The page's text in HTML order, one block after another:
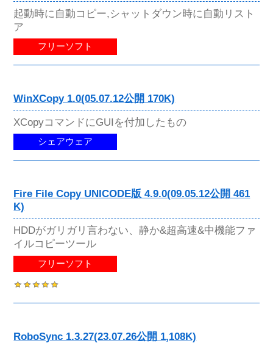
起動時に自動コピー,シャットダウン時に自動リスト
ア
フリーソフト
WinXCopy 1.0(05.07.12公開 170K)
XCopyコマンドにGUIを付加したもの
シェアウェア
Fire File Copy UNICODE版 4.9.0(09.05.12公開 461
K)
HDDがガリガリ言わない、静か&超高速&中機能ファ
イルコピーツール
フリーソフト
RoboSync 1.3.27(23.07.26公開 1,108K)